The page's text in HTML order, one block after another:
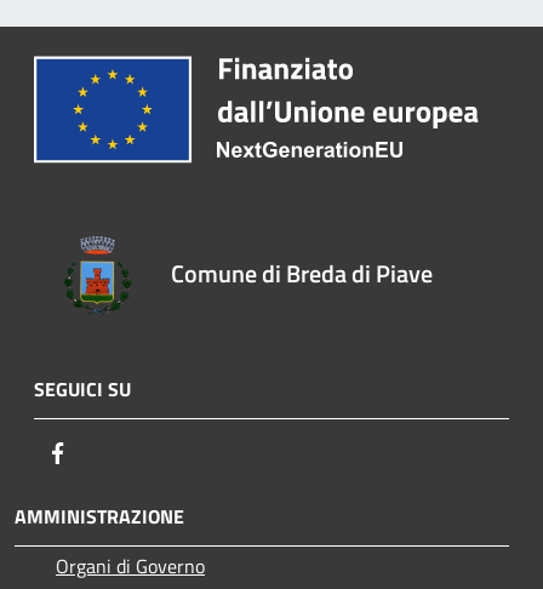
Comune di Breda di Piave
SEGUICI SU
AMMINISTRAZIONE
Organi di Governo